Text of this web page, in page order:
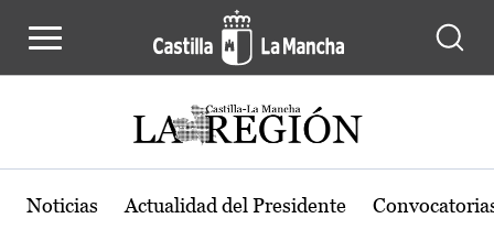
Actualidad de la región de Castilla-
Noticias Actualidad del Presidente